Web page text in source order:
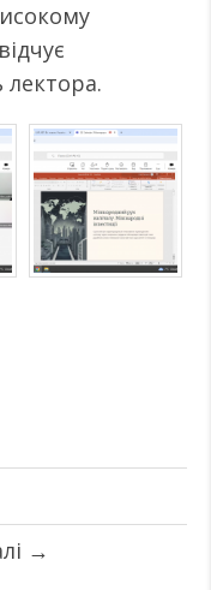
лектора.
→